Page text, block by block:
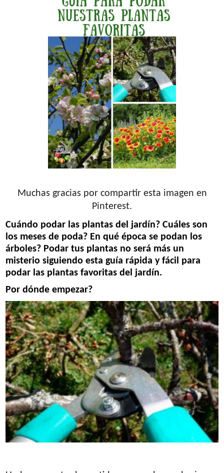
Muchas gracias por compartir esta imagen en
Pinterest.
Cuándo podar las plantas del jardín? Cuáles son
los meses de poda? En qué época se podan los
árboles? Podar tus plantas no será más un
misterio siguiendo esta guía rápida y fácil para
podar las plantas favoritas del jardín.
Por dónde empezar?